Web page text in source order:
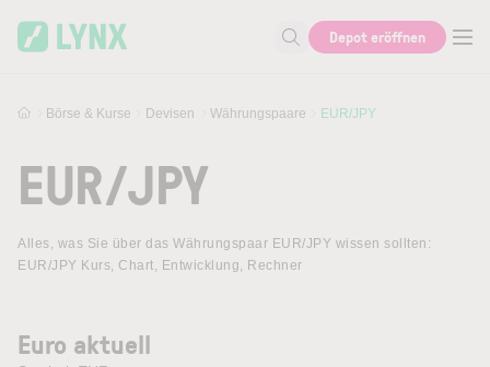
Suche nach Aktie, Autor...
Depot eröffnen
Börse & Kurse Devisen Währungspaare EUR/JPY
EUR/JPY
Alles, was Sie über das Währungspaar EUR/JPY wissen sollten:
EUR/JPY Kurs, Chart, Entwicklung, Rechner
Euro aktuell